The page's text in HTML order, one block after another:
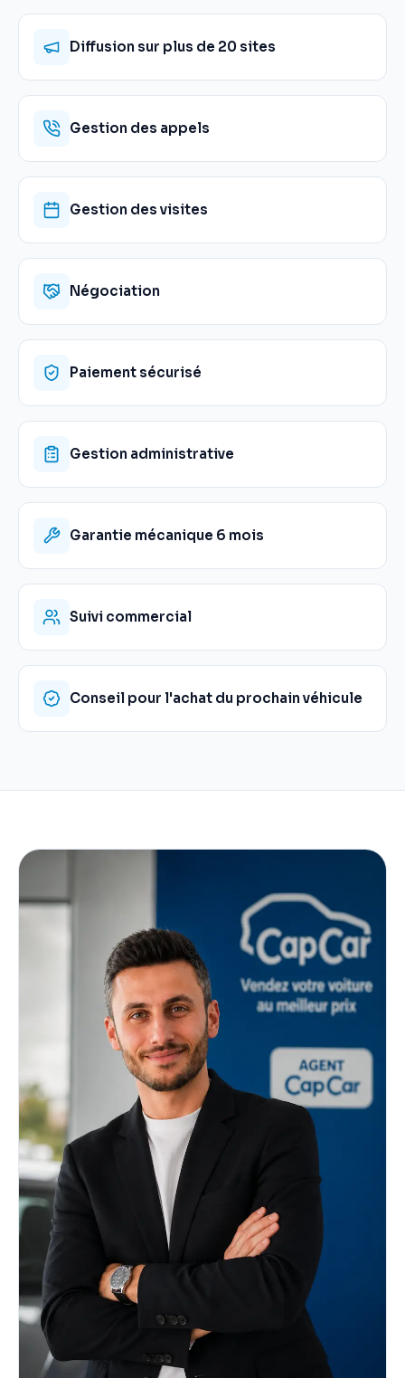
Diffusion sur plus de 20 sites
Gestion des appels
Gestion des visites
Négociation
Paiement sécurisé
Gestion administrative
Garantie mécanique 6 mois
Suivi commercial
Conseil pour l'achat du prochain véhicule